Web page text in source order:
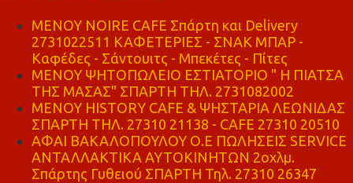
MENOY NOIRE CAFE Σπάρτη και Delivery
2731022511 ΚΑΦΕΤΕΡΙΕΣ - ΣΝΑΚ ΜΠΑΡ -
Καφέδες - Σάντουιτς - Μπεκέτες - Πίτες
ΜΕΝΟΥ ΨΗΤΟΠΩΛΕΙΟ ΕΣΤΙΑΤΟΡΙΟ " Η ΠΙΑΤΣΑ
ΤΗΣ ΜΑΣΑΣ" ΣΠΑΡΤΗ ΤΗΛ. 2731082002
ΜΕΝΟΥ HISTORY CAFE & ΨΗΣΤΑΡΙΑ ΛΕΩΝΙΔΑΣ
ΣΠΑΡΤΗ ΤΗΛ. 27310 21138 - CAFE 27310 20510
ΑΦΑΙ ΒΑΚΑΛΟΠΟΥΛΟΥ Ο.Ε ΠΩΛΗΣΕΙΣ SERVICE
ΑΝΤΑΛΛΑΚΤΙΚΑ ΑΥΤΟΚΙΝΗΤΩΝ 2οχλμ.
Σπάρτης Γυθειού ΣΠΑΡΤΗ Τηλ. 27310 26347